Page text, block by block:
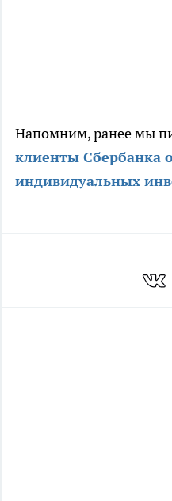
Напомним, ранее мы
клиенты Сбербанка
индивидуальных